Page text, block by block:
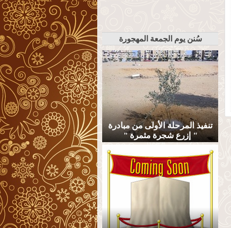
سُنن يوم الجمعة المهجورة
تنفيذ المرحلة الأولى من مبادرة
" إزرع شجرة مثمرة "